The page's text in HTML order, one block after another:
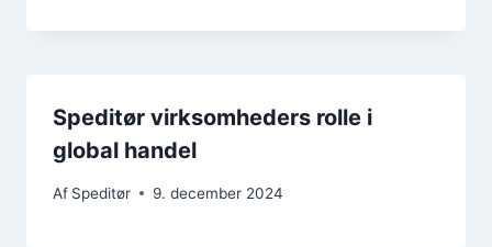
Speditør virksomheders rolle i
global handel
Af Speditør 9. december 2024